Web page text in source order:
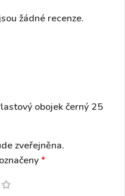
žádné recenze.
obojek černý 25
zveřejněna.
*